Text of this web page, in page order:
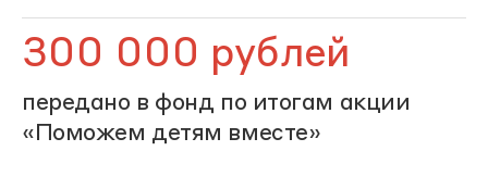
300 000 рублей
передано в фонд по итогам акции
«Поможем детям вместе»